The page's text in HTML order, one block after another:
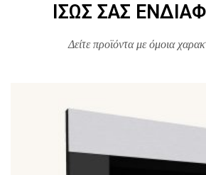
ΊΣΩΣ ΣΑΣ
Δείτε προϊόντα με όμοια